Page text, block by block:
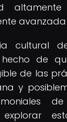
cultural
de
de las
y